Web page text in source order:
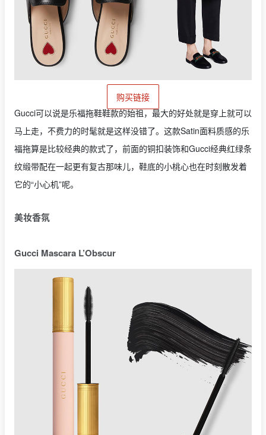
购买链接
Gucci可以说是乐福拖鞋鞋款的始祖，最大的好处就是穿上就可以
马上走，不费力的时髦就是这样没错了。这款Satin面料质感的乐
福拖算是比较经典的款式了，前面的铜扣装饰和Gucci经典红绿条
纹缎带配在一起更有复古那味儿，鞋底的小桃心也在时刻散发着
它的“小心机”呢。
美妆香氛
Gucci Mascara L’Obscur